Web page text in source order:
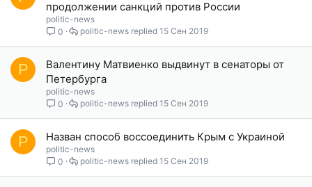
продолжении санкций против России
politic-news
0
15 Сен 2019
politic-news
P
Валентину Матвиенко выдвинут в сенаторы от
Петербурга
politic-news
0
15 Сен 2019
politic-news
P Назван способ воссоединить Крым с Украиной
politic-news
0
15 Сен 2019
politic-news